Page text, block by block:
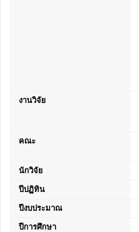
งานวิจัย
คณะ
นักวิจัย
ปีปฏิทิน
ปีงบประมาณ
ปีการศึกษา